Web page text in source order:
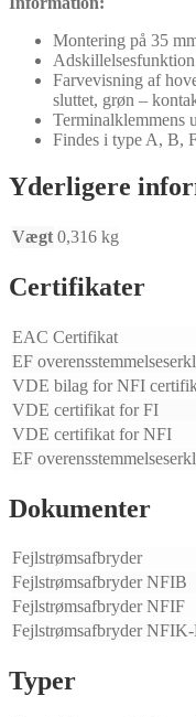
Montering på 35
Adskillelsesfunktion
Farvevisning af
sluttet, grøn –
Terminalklemmens
Findes i type A, B,
Yderligere
Vægt 0,316 kg
Certifikater
EAC Certifikat
EF
VDE bilag for NFI
VDE certifikat for FI
VDE certifikat for NFI
EF
Dokumenter
Fejlstrømsafbryder
Fejlstrømsafbryder NFIB
Fejlstrømsafbryder NFIF
Fejlstrømsafbryder
Typer